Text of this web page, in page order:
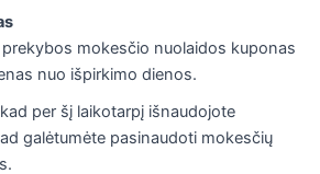
mokesčio nuolaidos kuponas
nuo išpirkimo dienos.
per šį laikotarpį išnaudojote
galėtumėte pasinaudoti mokesčių